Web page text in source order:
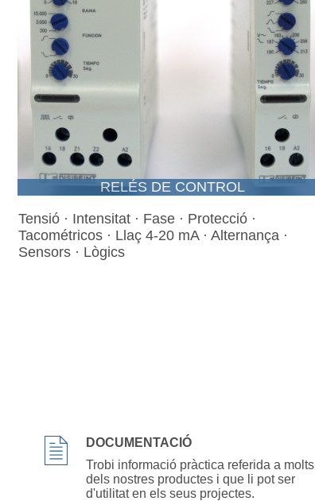
RELÉS DE CONTROL
Tensió · Intensitat · Fase · Protecció ·
Tacométricos · Llaç 4-20 mA · Alternança ·
Sensors · Lògics
DOCUMENTACIÓ
Trobi informació pràctica referida a molts
dels nostres productes i que li pot ser
d'utilitat en els seus projectes.